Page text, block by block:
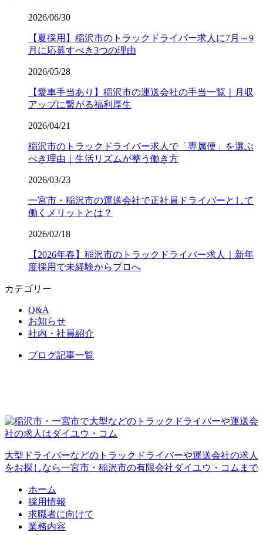
2026/06/30
【夏採用】稲沢市のトラックドライバー求人に7月～9
月に応募すべき3つの理由
2026/05/28
【愛車手当あり】稲沢市の運送会社の手当一覧｜月収
アップに繋がる福利厚生
2026/04/21
稲沢市のトラックドライバー求人で「専属便」を選ぶ
べき理由｜生活リズムが整う働き方
2026/03/23
一宮市・稲沢市の運送会社で正社員ドライバーとして
働くメリットとは？
2026/02/18
【2026年春】稲沢市のトラックドライバー求人｜新年
度採用で未経験からプロへ
カテゴリー
Q&A
お知らせ
社内・社員紹介
ブログ記事一覧
大型ドライバーなどのトラックドライバーや運送会社の求人
をお探しなら一宮市・稲沢市の有限会社ダイユウ・コムまで
ホーム
採用情報
求職者に向けて
業務内容